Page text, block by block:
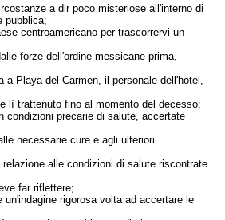
a dir poco misteriose all'interno di
pubblica;
centroamericano per trascorrervi un
forze dell'ordine messicane prima,
Playa del Carmen, il personale dell'hotel,
lì trattenuto fino al momento del decesso;
condizioni precarie di salute, accertate
necessarie cure e agli ulteriori
alle condizioni di salute riscontrate
far riflettere;
rigorosa volta ad accertare le